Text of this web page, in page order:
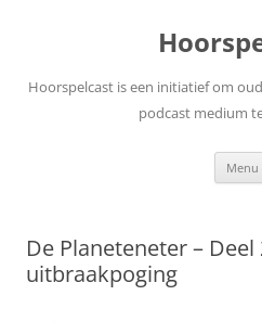
Hoorspelcast is een initiatief om
podcast medium
Menu
De Planeteneter – Deel
uitbraakpoging